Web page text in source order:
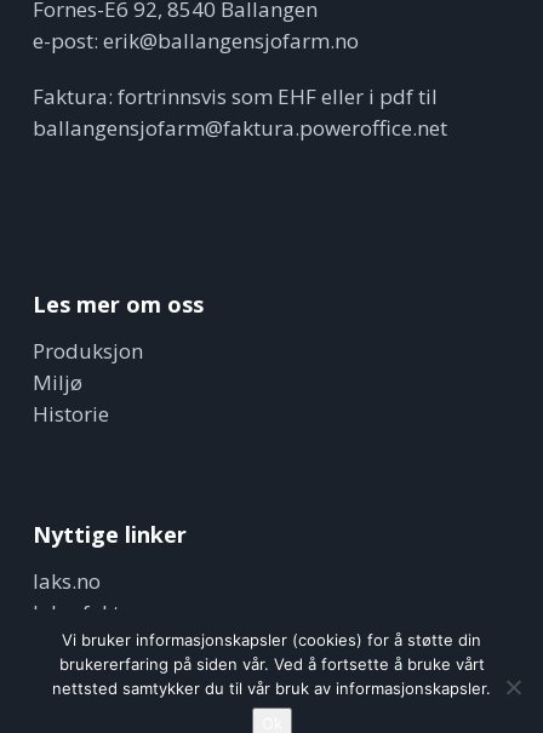
Fornes-E6 92, 8540 Ballangen
e-post: erik@ballangensjofarm.no
Faktura: fortrinnsvis som EHF eller i pdf til
ballangensjofarm@faktura.poweroffice.net
Les mer om oss
Produksjon
Miljø
Historie
Nyttige linker
laks.no
laksefakta.no
nifes.no
Vi bruker informasjonskapsler (cookies) for å støtte din
brukererfaring på siden vår. Ved å fortsette å bruke vårt
nettsted samtykker du til vår bruk av informasjonskapsler.